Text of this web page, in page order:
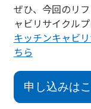
ぜひ、今回のリ
ャビリサイクル
キッチンキャビ
ちら
申し込みは